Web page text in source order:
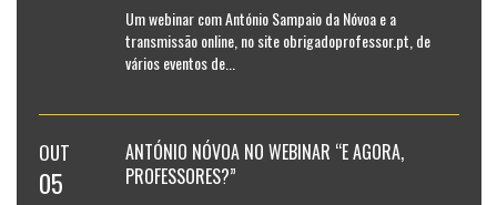
Um webinar com António Sampaio da Nóvoa e a
transmissão online, no site obrigadoprofessor.pt, de
vários eventos de...
OUT
05
ANTÓNIO NÓVOA NO WEBINAR “E AGORA,
PROFESSORES?”